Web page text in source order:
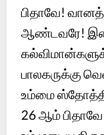
பிதாவே!
ஆண்டவரே!
பாலகருக்கு
உம்மை
26ஆம்